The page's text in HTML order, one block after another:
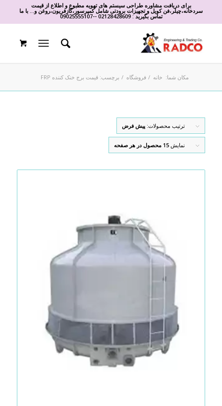
برای دریافت مشاوره طراحی سیستم های تهویه مطبوع و اطلاع از قیمت
سردخانه،چیلر،فن کویل و تجهیزات برودتی شامل کمپرسور،گازفریون،روغن و... با ما
تماس بگیرید :02128428609
-
-
09025555107
مکان شما: خانه / فروشگاه / برچسب: قیمت برج خنک کننده FRP
ترتیب محصولات: پیش فرض
نمایش 15 محصول در هر صفحه